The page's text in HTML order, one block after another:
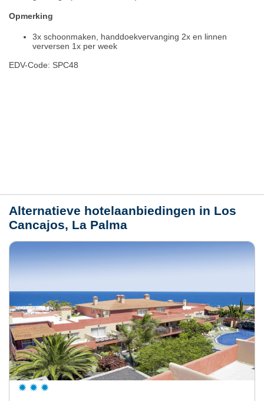
Opmerking
3x schoonmaken, handdoekvervanging 2x en linnen
verversen 1x per week
EDV-Code: SPC48
Alternatieve hotelaanbiedingen in Los
Cancajos, La Palma